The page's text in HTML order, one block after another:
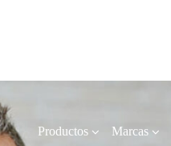
Productos Marcas